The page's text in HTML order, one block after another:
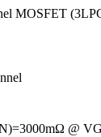
MOSFET
@